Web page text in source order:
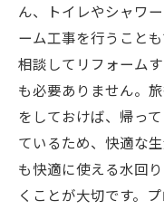
ん、トイレやシャワ
ーム工事を行うこと
相談してリフォーム
も必要ありません。
をしておけば、帰っ
ているため、快適な
も快適に使える水回
くことが大切です。